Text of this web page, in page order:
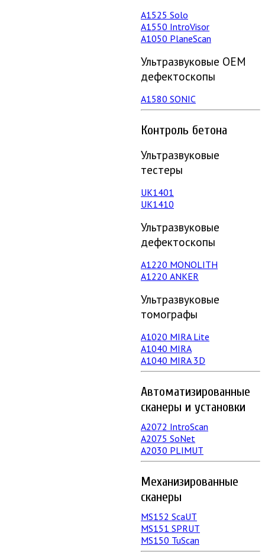
А1525 Solo
А1550 IntroVisor
А1050 PlaneScan
Ультразвуковые ОЕМ
дефектоскопы
A1580 SONIC
Контроль бетона
Ультразвуковые
тестеры
UK1401
UK1410
Ультразвуковые
дефектоскопы
А1220 MONOLITH
А1220 ANKER
Ультразвуковые
томографы
A1020 MIRA Lite
А1040 MIRA
A1040 MIRA 3D
Автоматизированные
сканеры и установки
А2072 IntroScan
А2075 SoNet
А2030 PLIMUT
Механизированные
сканеры
MS152 SсaUT
MS151 SPRUT
MS150 TuScan